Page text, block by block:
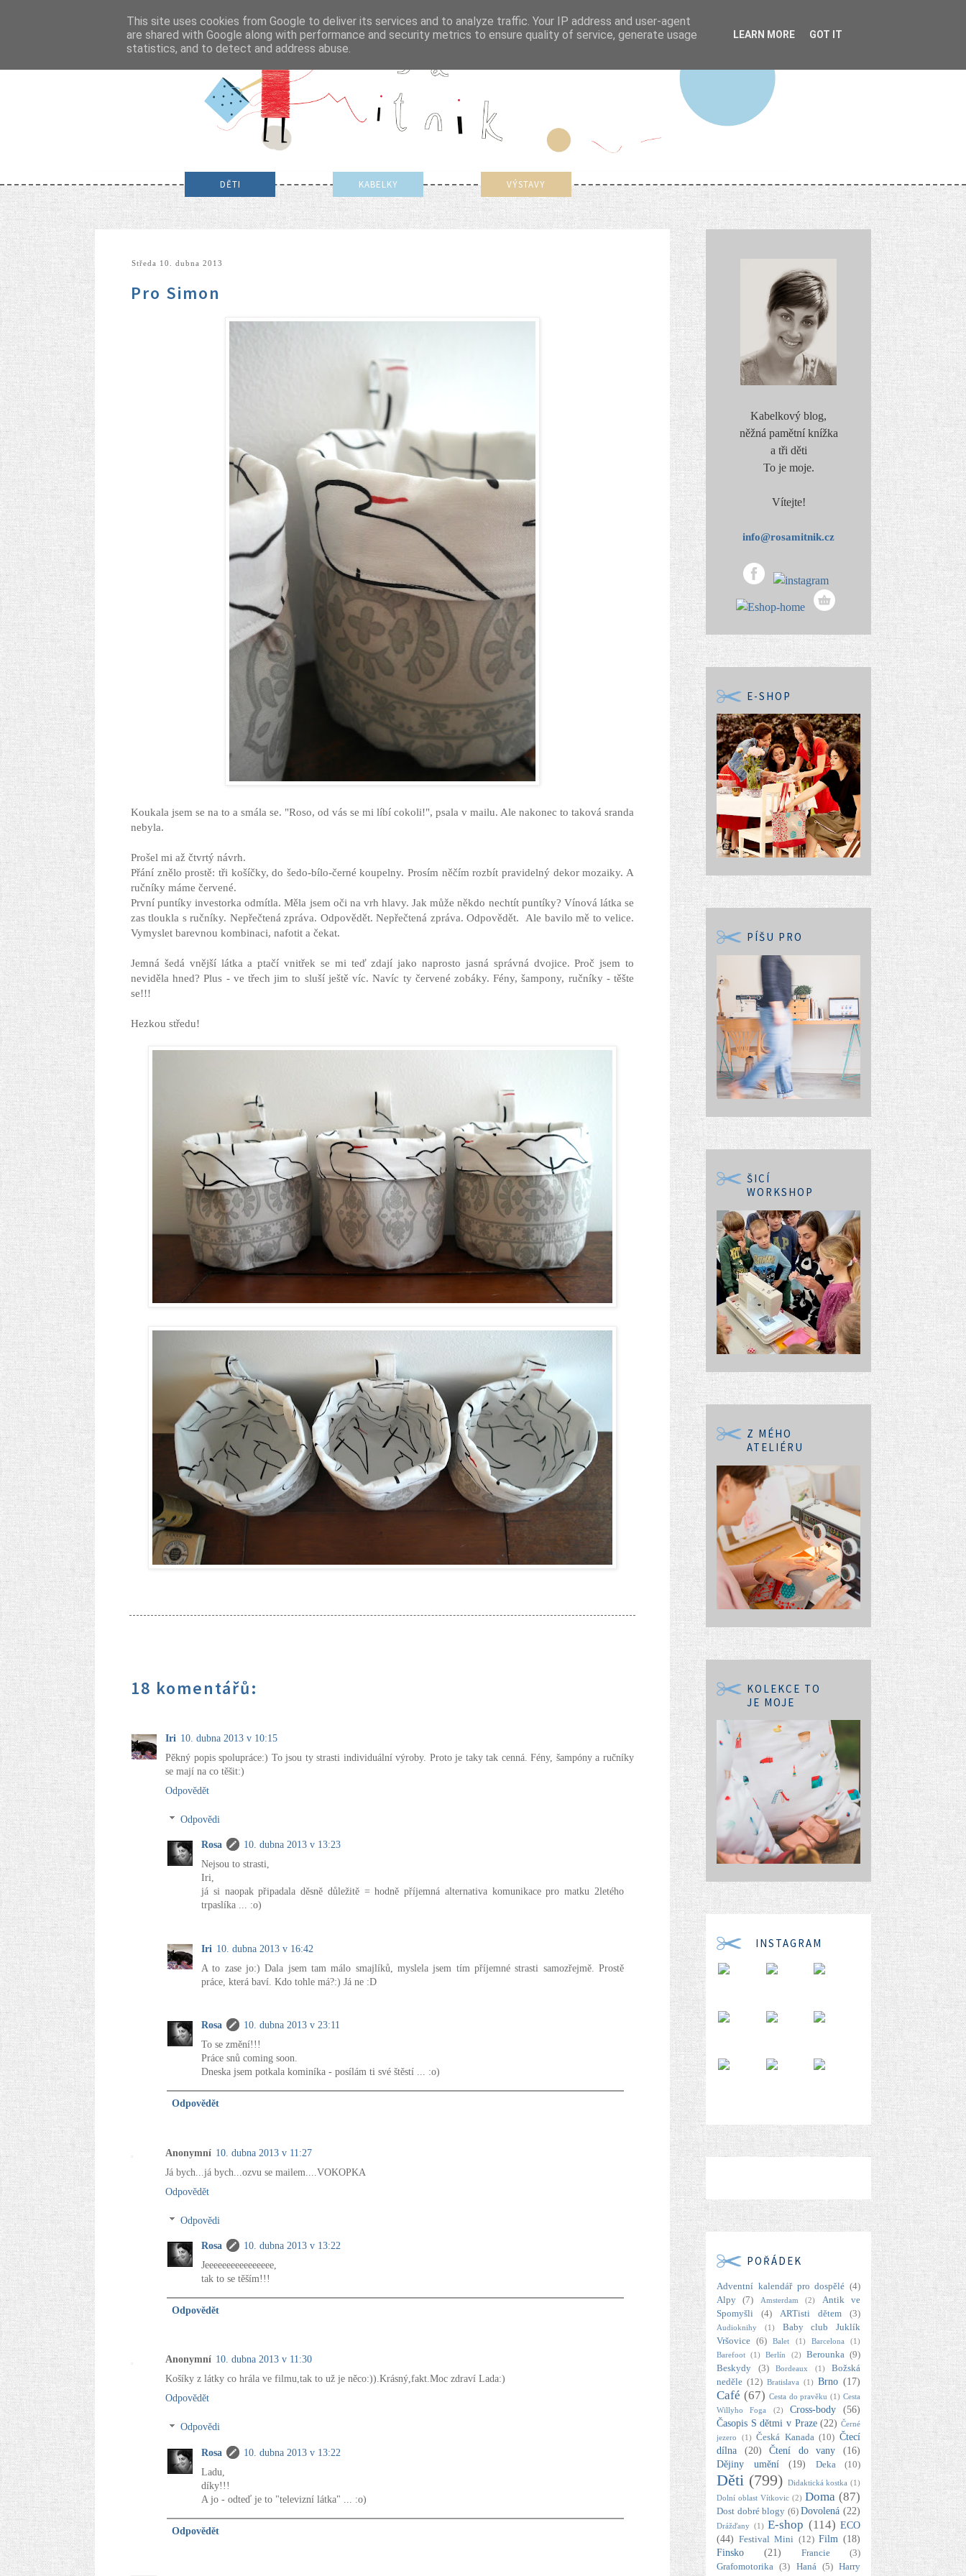
DĚTI KABELKY VÝSTAVY
středa 10. dubna 2013
Pro Simon
Koukala jsem se na to a smála se. "Roso, od vás se mi líbí cokoli!", psala v mailu. Ale nakonec to taková sranda
nebyla.
Prošel mi až čtvrtý návrh.
Přání znělo prostě: tři košíčky, do šedo-bílo-černé koupelny. Prosím něčím rozbít pravidelný dekor mozaiky. A
ručníky máme červené.
První puntíky investorka odmítla. Měla jsem oči na vrh hlavy. Jak může někdo nechtít puntíky? Vínová látka se
zas tloukla s ručníky. Nepřečtená zpráva. Odpovědět. Nepřečtená zpráva. Odpovědět. Ale bavilo mě to velice.
Vymyslet barevnou kombinaci, nafotit a čekat.
Jemná šedá vnější látka a ptačí vnitřek se mi teď zdají jako naprosto jasná správná dvojice. Proč jsem to
neviděla hned? Plus - ve třech jim to sluší ještě víc. Navíc ty červené zobáky. Fény, šampony, ručníky - těšte
se!!!
Hezkou středu!
18 komentářů:
Iri 10. dubna 2013 v 10:15
Pěkný popis spolupráce:) To jsou ty strasti individuální výroby. Proto je taky tak cenná. Fény, šampóny a ručníky
se mají na co těšit:)
Odpovědět
Odpovědi
Rosa
10. dubna 2013 v 13:23
Nejsou to strasti,
Iri,
já si naopak připadala děsně důležitě = hodně příjemná alternativa komunikace pro matku 2letého
trpaslíka ... :o)
Iri 10. dubna 2013 v 16:42
A to zase jo:) Dala jsem tam málo smajlíků, myslela jsem tím příjemné strasti samozřejmě. Prostě
práce, která baví. Kdo tohle má?:) Já ne :D
Rosa
10. dubna 2013 v 23:11
To se změní!!!
Práce snů coming soon.
Dneska jsem potkala kominíka - posílám ti své štěstí ... :o)
Odpovědět
Anonymní 10. dubna 2013 v 11:27
Já bych...já bych...ozvu se mailem....VOKOPKA
Odpovědět
Odpovědi
Rosa
10. dubna 2013 v 13:22
Jeeeeeeeeeeeeeeee,
tak to se těším!!!
Odpovědět
Anonymní 10. dubna 2013 v 11:30
Košíky z látky co hrála ve filmu,tak to už je něco:)).Krásný,fakt.Moc zdraví Lada:)
Odpovědět
Odpovědi
Rosa
10. dubna 2013 v 13:22
Ladu,
díky!!!
A jo - odteď je to "televizní látka" ... :o)
Odpovědět
Kabelkový blog,
něžná pamětní knížka
a tři děti
To je moje.
Vítejte!
info@rosamitnik.cz
E-SHOP
PÍŠU PRO
ŠICÍ
WORKSHOP
Z MÉHO
ATELIÉRU
KOLEKCE TO
JE MOJE
INSTAGRAM
POŘÁDEK
Adventní kalendář pro dospělé (4)
Alpy
(7) Amsterdam (2)
Antik ve
Spomyšli
(4) ARTisti dětem (3)
Audioknihy (1)
Baby club Juklík
Vršovice (6) Balet (1) Barcelona
(1)
Barefoot
(1) Berlín (2) Berounka (9)
Beskydy
(3) Bordeaux (1)
Božská
neděle (12) Bratislava (1) Brno (17)
Café (67) Cesta do pravěku (1) Cesta
Willyho Foga
(2) Cross-body
(56)
Časopis S dětmi v Praze (22) Černé
jezero
(1) Česká Kanada (10) Čtecí
dílna
(20) Čtení do vany
(16)
Dějiny umění
(19) Deka (10)
Děti (799) Didaktická kostka (1)
Dolní oblast Vítkovic (2) Doma (87)
Dost dobré blogy (6) Dovolená (22)
Drážďany (1) E-shop (114) ECO
(44) Festival Mini (12) Film (18)
Finsko
(21) Francie
(3)
Grafomotorika (3) Haná (5) Harry
This site uses cookies from Google to deliver its services and to analyze traffic. Your IP address and user-agent
are shared with Google along with performance and security metrics to ensure quality of service, generate usage
statistics, and to detect and address abuse.
LEARN MORE GOT IT